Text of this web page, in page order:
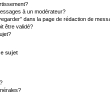
à un modérateur?
dans la page de rédaction de
être validé?
sujet